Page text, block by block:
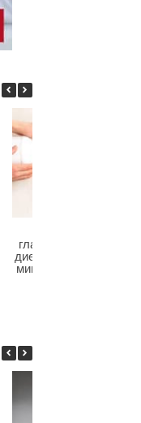
главоболие – как
диетата влияе при
мигрена и болки в